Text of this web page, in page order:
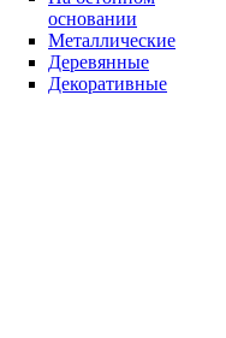
основании
Металлические
Деревянные
Декоративные